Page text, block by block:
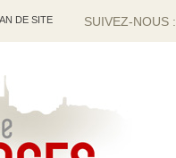
DE SITE SUIVEZ-NOUS :